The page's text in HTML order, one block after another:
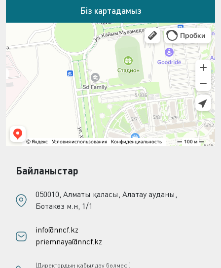
Біз картадамыз
Байланыстар
050010, Алматы қаласы, Алатау ауданы,
Ботакөз м.н, 1/1
info@nncf.kz
priemnaya@nncf.kz
(Директордың қабылдау бөлмесі)